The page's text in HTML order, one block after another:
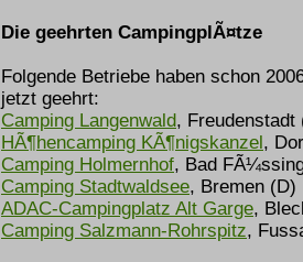
Die geehrten CampingplÃ¤tze
Folgende Betriebe haben schon
jetzt geehrt:
Camping Langenwald, Freudenstadt
HÃ¶hencamping KÃ¶nigskanzel,
Camping Holmernhof, Bad
Camping Stadtwaldsee, Bremen (D)
ADAC-Campingplatz Alt Garge,
Camping Salzmann-Rohrspitz,